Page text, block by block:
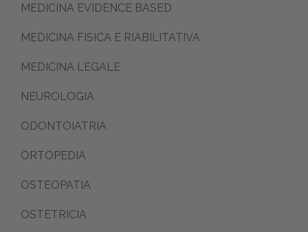
MEDICINA EVIDENCE BASED
MEDICINA FISICA E RIABILITATIVA
MEDICINA LEGALE
NEUROLOGIA
ODONTOIATRIA
ORTOPEDIA
OSTEOPATIA
OSTETRICIA